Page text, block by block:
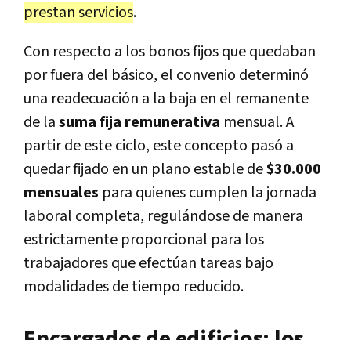
prestan servicios.
Con respecto a los bonos fijos que quedaban
por fuera del básico, el convenio determinó
una readecuación a la baja en el remanente
de lasuma fija remunerativa mensual. A
partir de este ciclo, este concepto pasó a
quedar fijado en un plano estable de$30.000
mensuales para quienes cumplen la jornada
laboral completa, regulándose de manera
estrictamente proporcional para los
trabajadores que efectúan tareas bajo
modalidades de tiempo reducido.